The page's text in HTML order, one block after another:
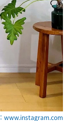
www.instagram.com